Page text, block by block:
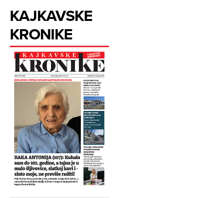
KAJKAVSKE
KRONIKE